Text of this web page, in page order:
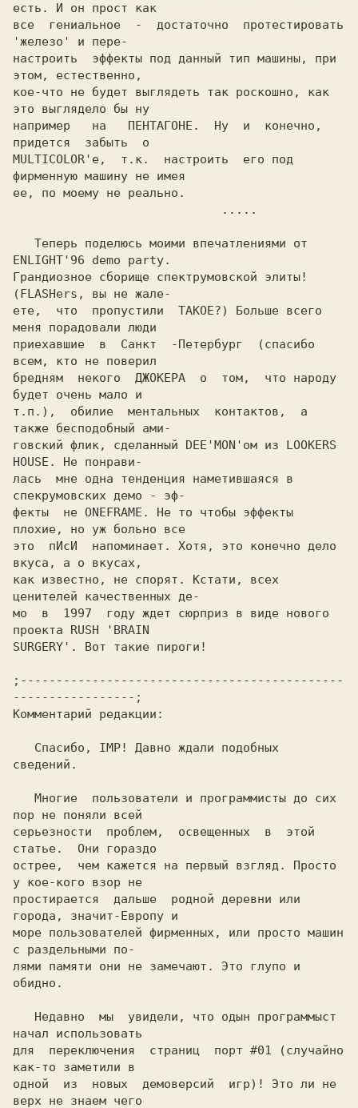
есть. И он прост как
все  гениальное  -  достаточно  протестировать
'железо' и пере-
настроить  эффекты под данный тип машины, при
этом, естественно,
кое-что не будет выглядеть так роскошно, как
это выглядело бы ну
например   на   ПЕНТАГОНЕ.  Ну  и  конечно,
придется  забыть  о
MULTICOLOR'e,  т.к.  настроить  его под
фирменную машину не имея
ее, по моему не реально.
ENLIGHT'96 demo party.
Грандиозное сборище спектрумовской элиты!
(FLASHers, вы не жале-
ете,  что  пропустили  ТАКОЕ?) Больше всего
меня порадовали люди
приехавшие  в  Санкт  -Петербург  (спасибо
всем, кто не поверил
бредням  некого  ДЖОКЕРА  о  том,  что народу
будет очень мало и
т.п.),  обилие  ментальных  контактов,  а
также бесподобный ами-
говский флик, сделанный DEE'MON'ом из LOOKERS
HOUSE. Не понрави-
лась  мне одна тенденция наметившаяся в
спекрумовских демо - эф-
фекты  не ONEFRAME. Не то чтобы эффекты
плохие, но уж больно все
это  пИсИ  напоминает. Хотя, это конечно дело
вкуса, а о вкусах,
как известно, не спорят. Кстати, всех
ценителей качественных де-
мо  в  1997  году ждет сюрприз в виде нового
проекта RUSH 'BRAIN
SURGERY'. Вот такие пироги!
;---------------------------------------------
-----------------;
Комментарий редакции:
сведений.
пор не поняли всей
серьезности  проблем,  освещенных  в  этой
статье.  Они гораздо
острее,  чем кажется на первый взгляд. Просто
у кое-кого взор не
простирается  дальше  родной деревни или
города, значит-Европу и
море пользователей фирменных, или просто машин
с раздельными по-
лями памяти они не замечают. Это глупо и
обидно.
начал использовать
для  переключения  страниц  порт #01 (случайно
как-то заметили в
одной  из  новых  демоверсий  игр)! Это ли не
верх не знаем чего